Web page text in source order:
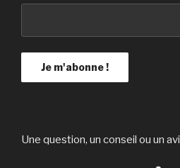
Une question, un conseil ou un